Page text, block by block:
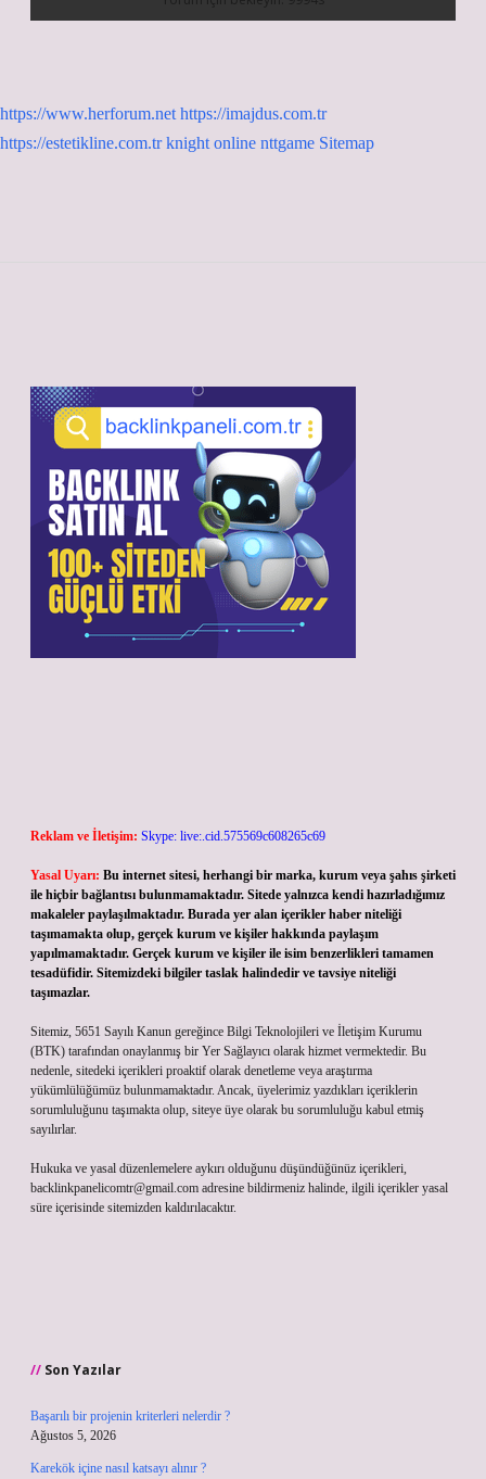
https://www.herforum.net https://imajdus.com.tr
https://estetikline.com.tr knight online nttgame Sitemap
Reklam ve İletişim: Skype: live:.cid.575569c608265c69
Yasal Uyarı: Bu internet sitesi, herhangi bir marka, kurum veya şahıs şirketi
ile hiçbir bağlantısı bulunmamaktadır. Sitede yalnızca kendi hazırladığımız
makaleler paylaşılmaktadır. Burada yer alan içerikler haber niteliği
taşımamakta olup, gerçek kurum ve kişiler hakkında paylaşım
yapılmamaktadır. Gerçek kurum ve kişiler ile isim benzerlikleri tamamen
tesadüfidir. Sitemizdeki bilgiler taslak halindedir ve tavsiye niteliği
taşımazlar.
Sitemiz, 5651 Sayılı Kanun gereğince Bilgi Teknolojileri ve İletişim Kurumu
(BTK) tarafından onaylanmış bir Yer Sağlayıcı olarak hizmet vermektedir. Bu
nedenle, sitedeki içerikleri proaktif olarak denetleme veya araştırma
yükümlülüğümüz bulunmamaktadır. Ancak, üyelerimiz yazdıkları içeriklerin
sorumluluğunu taşımakta olup, siteye üye olarak bu sorumluluğu kabul etmiş
sayılırlar.
Hukuka ve yasal düzenlemelere aykırı olduğunu düşündüğünüz içerikleri,
backlinkpanelicomtr@gmail.com adresine bildirmeniz halinde, ilgili içerikler yasal
süre içerisinde sitemizden kaldırılacaktır.
Son Yazılar
Başarılı bir projenin kriterleri nelerdir ?
Ağustos 5, 2026
Karekök içine nasıl katsayı alınır ?